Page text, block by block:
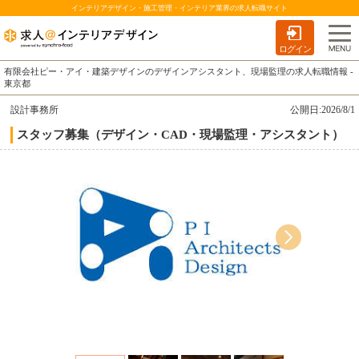
インテリアデザイン・施工管理・インテリア業界の求人転職サイト
ログイン
有限会社ピー・アイ・建築デザインのデザインアシスタント、現場監理の求人転職情報 -
東京都
設計事務所 公開日:2026/8/1
スタッフ募集（デザイン・CAD・現場監理・アシスタント）